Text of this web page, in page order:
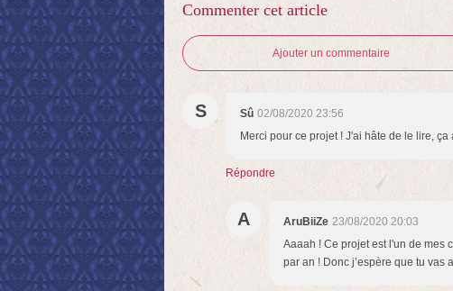
Commenter cet article
Ajouter un commentaire
S Sû 02/08/2020 23:56
Merci pour ce projet ! J'ai hâte de le lire, ça
Répondre
A AruBiiZe 23/08/2020 20:03
Aaaah ! Ce projet est l'un de mes
par an ! Donc j’espère que tu vas